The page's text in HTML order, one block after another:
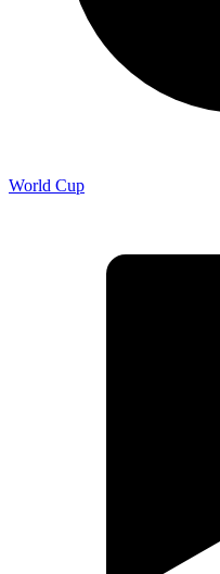
World Cup